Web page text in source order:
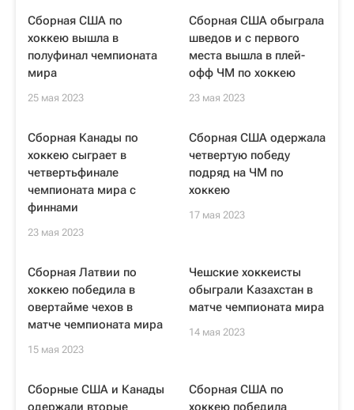
Сборная США по
хоккею вышла в
полуфинал чемпионата
мира
25 мая 2023
Сборная США обыграла
шведов и с первого
места вышла в плей-
офф ЧМ по хоккею
23 мая 2023
Сборная Канады по
хоккею сыграет в
четвертьфинале
чемпионата мира с
финнами
23 мая 2023
Сборная США одержала
четвертую победу
подряд на ЧМ по
хоккею
17 мая 2023
Сборная Латвии по
хоккею победила в
овертайме чехов в
матче чемпионата мира
15 мая 2023
Чешские хоккеисты
обыграли Казахстан в
матче чемпионата мира
14 мая 2023
Сборные США и Канады
одержали вторые
Сборная США по
хоккею победила